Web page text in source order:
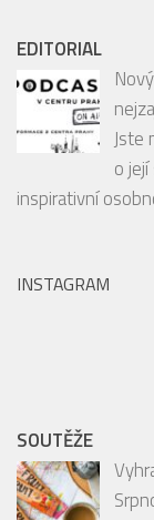
EDITORIAL
Jste
o
inspirativní
INSTAGRAM
SOUTĚŽE